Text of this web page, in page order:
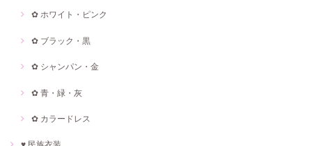
✿ ホワイト・ピンク
✿ ブラック・黒
✿ シャンパン・金
✿ 青・緑・灰
✿ カラードレス